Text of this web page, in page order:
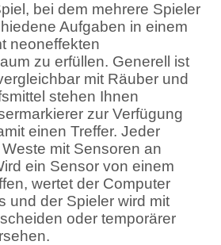
bei dem mehrere Spieler
Aufgaben in einem
neoneffekten
zu erfüllen. Generell ist
mit Räuber und
stehen Ihnen
zur Verfügung
einen Treffer. Jeder
mit Sensoren an
ein Sensor von einem
wertet der Computer
und der Spieler wird mit
oder temporärer